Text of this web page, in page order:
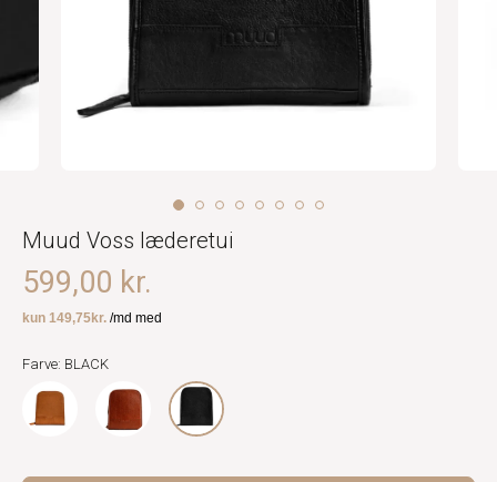
Muud Voss læderetui
599,00 kr.
Farve: BLACK